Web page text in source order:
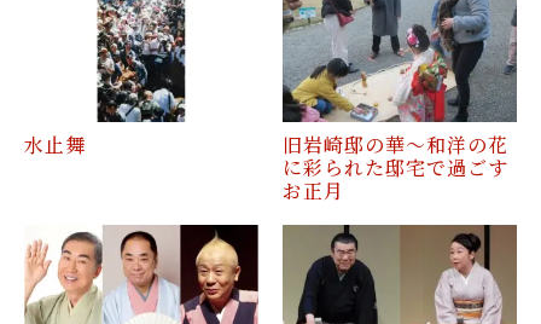
水止舞
旧岩崎邸の華～和洋の花
に彩られた邸宅で過ごす
お正月